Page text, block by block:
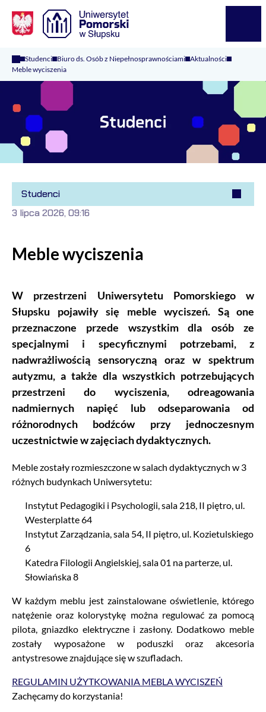
Studenci Biuro ds. Osób z Niepełnosprawnościami Aktualności
Meble wyciszenia
Studenci
Meble wyciszenia
W przestrzeni Uniwersytetu Pomorskiego w
Słupsku pojawiły się meble wyciszeń. Są one
przeznaczone przede wszystkim dla osób ze
specjalnymi i specyficznymi potrzebami, z
nadwrażliwością sensoryczną oraz w spektrum
autyzmu, a także dla wszystkich potrzebujących
przestrzeni do wyciszenia, odreagowania
nadmiernych napięć lub odseparowania od
różnorodnych bodźców przy jednoczesnym
uczestnictwie w zajęciach dydaktycznych.
3 lipca 2026, 09:16
Meble zostały rozmieszczone w salach dydaktycznych w 3
różnych budynkach Uniwersytetu:
Instytut Pedagogiki i Psychologii, sala 218, II piętro, ul.
Westerplatte 64
Instytut Zarządzania, sala 54, II piętro, ul. Kozietulskiego
6
Katedra Filologii Angielskiej, sala 01 na parterze, ul.
Słowiańska 8
W każdym meblu jest zainstalowane oświetlenie, którego
natężenie oraz kolorystykę można regulować za pomocą
pilota, gniazdko elektryczne i zasłony. Dodatkowo meble
zostały wyposażone w poduszki oraz akcesoria
antystresowe znajdujące się w szufladach.
REGULAMIN UŻYTKOWANIA MEBLA WYCISZEŃ
Zachęcamy do korzystania!